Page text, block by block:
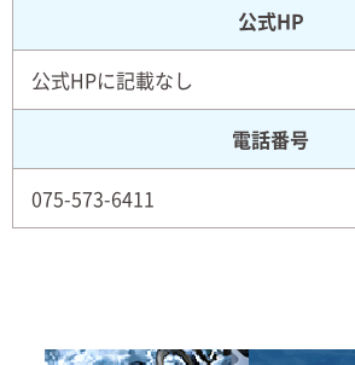
公式HP
公式HPに記載なし
電話番号
075-573-6411